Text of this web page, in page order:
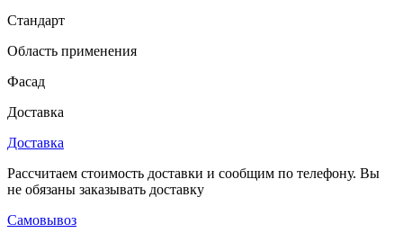
Стандарт
Область применения
Фасад
Доставка
Доставка
Рассчитаем стоимость доставки и сообщим по телефону. Вы
не обязаны заказывать доставку
Самовывоз